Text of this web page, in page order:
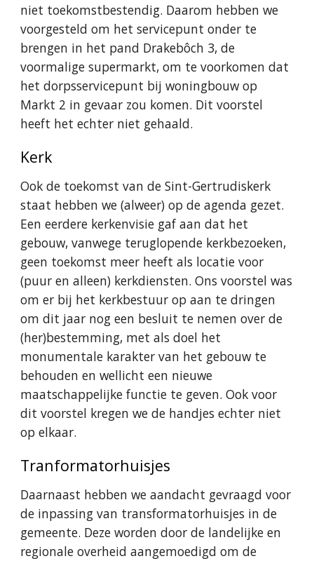
niet toekomstbestendig. Daarom hebben we
voorgesteld om het servicepunt onder te
brengen in het pand Drakebôch 3, de
voormalige supermarkt, om te voorkomen dat
het dorpsservicepunt bij woningbouw op
Markt 2 in gevaar zou komen. Dit voorstel
heeft het echter niet gehaald.
Kerk
Ook de toekomst van de Sint-Gertrudiskerk
staat hebben we (alweer) op de agenda gezet.
Een eerdere kerkenvisie gaf aan dat het
gebouw, vanwege teruglopende kerkbezoeken,
geen toekomst meer heeft als locatie voor
(puur en alleen) kerkdiensten. Ons voorstel was
om er bij het kerkbestuur op aan te dringen
om dit jaar nog een besluit te nemen over de
(her)bestemming, met als doel het
monumentale karakter van het gebouw te
behouden en wellicht een nieuwe
maatschappelijke functie te geven. Ook voor
dit voorstel kregen we de handjes echter niet
op elkaar.
Tranformatorhuisjes
Daarnaast hebben we aandacht gevraagd voor
de inpassing van transformatorhuisjes in de
gemeente. Deze worden door de landelijke en
regionale overheid aangemoedigd om de